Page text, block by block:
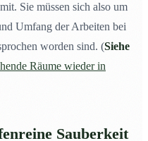
Sie müssen sich also um
Umfang der Arbeiten bei
worden sind. (Siehe
Räume wieder in
Sauberkeit